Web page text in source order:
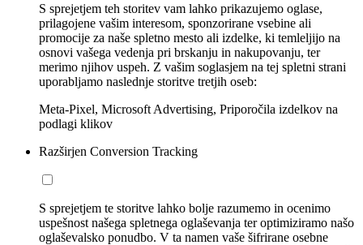
S sprejetjem teh storitev vam lahko prikazujemo oglase,
prilagojene vašim interesom, sponzorirane vsebine ali
promocije za naše spletno mesto ali izdelke, ki temleljijo na
osnovi vašega vedenja pri brskanju in nakupovanju, ter
merimo njihov uspeh. Z vašim soglasjem na tej spletni strani
uporabljamo naslednje storitve tretjih oseb:
Meta-Pixel, Microsoft Advertising, Priporočila izdelkov na
podlagi klikov
Razširjen Conversion Tracking
S sprejetjem te storitve lahko bolje razumemo in ocenimo
uspešnost našega spletnega oglaševanja ter optimiziramo našo
oglaševalsko ponudbo. V ta namen vaše šifrirane osebne